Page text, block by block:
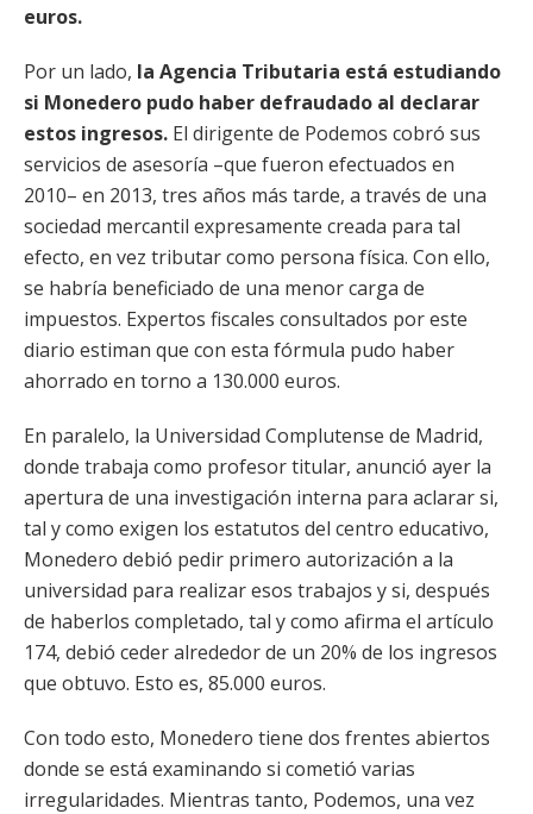
euros.
Por un lado, la Agencia Tributaria está estudiando
si Monedero pudo haber defraudado al declarar
estos ingresos. El dirigente de Podemos cobró sus
servicios de asesoría –que fueron efectuados en
2010– en 2013, tres años más tarde, a través de una
sociedad mercantil expresamente creada para tal
efecto, en vez tributar como persona física. Con ello,
se habría beneficiado de una menor carga de
impuestos. Expertos fiscales consultados por este
diario estiman que con esta fórmula pudo haber
ahorrado en torno a 130.000 euros.
En paralelo, la Universidad Complutense de Madrid,
donde trabaja como profesor titular, anunció ayer la
apertura de una investigación interna para aclarar si,
tal y como exigen los estatutos del centro educativo,
Monedero debió pedir primero autorización a la
universidad para realizar esos trabajos y si, después
de haberlos completado, tal y como afirma el artículo
174, debió ceder alrededor de un 20% de los ingresos
que obtuvo. Esto es, 85.000 euros.
Con todo esto, Monedero tiene dos frentes abiertos
donde se está examinando si cometió varias
irregularidades. Mientras tanto, Podemos, una vez